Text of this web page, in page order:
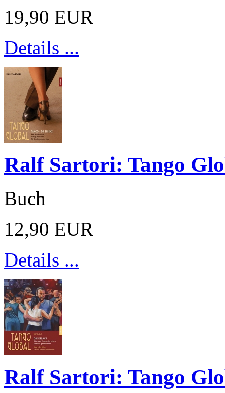
19,90 EUR
Details ...
Ralf Sartori: Tango
Buch
12,90 EUR
Details ...
Ralf Sartori: Tango